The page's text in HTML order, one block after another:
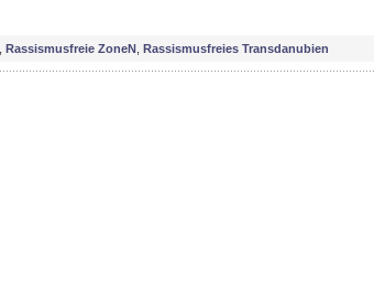
Rassismusfreie ZoneN Rassismusfreies Transdanubien